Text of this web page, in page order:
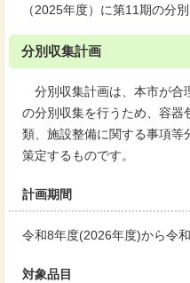
（2025年度）に第11期の分
分別収集計画
分別収集計画は、本市が合
の分別収集を行うため、容器
類、施設整備に関する事項等
策定するものです。
計画期間
令和8年度(2026年度)から令
対象品目